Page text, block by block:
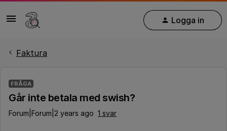
Logga in
Faktura
FRÅGA
Går inte betala med swish?
Forum|Forum|2 years ago 1 svar